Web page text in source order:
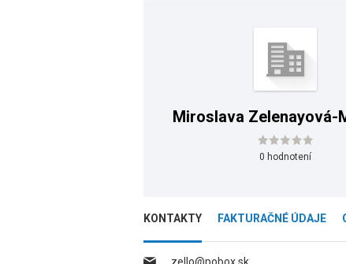
Miroslava Zelenayová-
0 hodnotení
KONTAKTY FAKTURAČNÉ ÚDAJE